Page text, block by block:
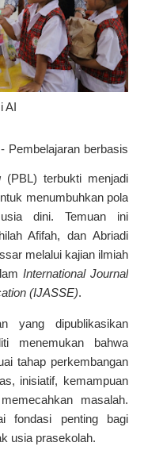
AI
Pembelajaran berbasis
(PBL) terbukti menjadi
menumbuhkan pola
dini. Temuan ini
Afifah, dan Abriadi
melalui kajian ilmiah
International Journal
(IJASSE).
yang dipublikasikan
menemukan bahwa
tahap perkembangan
inisiatif, kemampuan
masalah.
fondasi penting bagi
usia prasekolah.